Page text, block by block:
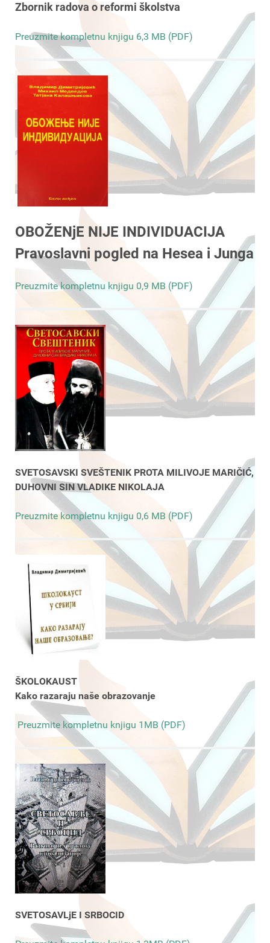
Zbornik radova o reformi školstva
Preuzmite kompletnu knjigu 6,3 MB (PDF)
OBOŽENjE NIJE INDIVIDUACIJA
Pravoslavni pogled na Hesea i Junga
Preuzmite kompletnu knjigu 0,9 MB (PDF)
SVETOSAVSKI SVEŠTENIK PROTA MILIVOJE MARIČIĆ,
DUHOVNI SIN VLADIKE NIKOLAJA
Preuzmite kompletnu knjigu 0,6 MB (PDF)
ŠKOLOKAUST
Kako razaraju naše obrazovanje
Preuzmite kompletnu knjigu 1MB (PDF)
SVETOSAVLjE I SRBOCID